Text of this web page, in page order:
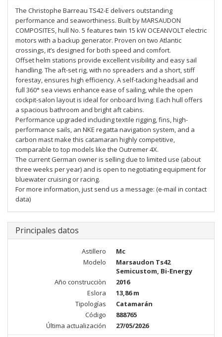
The Christophe Barreau TS42-E delivers outstanding
performance and seaworthiness. Built by MARSAUDON
COMPOSITES, hull No. 5 features twin 15 kW OCEANVOLT electric
motors with a backup generator. Proven on two Atlantic
crossings, it’s designed for both speed and comfort.
Offset helm stations provide excellent visibility and easy sail
handling. The aft-set rig, with no spreaders and a short, stiff
forestay, ensures high efficiency. A self-tacking headsail and
full 360° sea views enhance ease of sailing, while the open
cockpit-salon layout is ideal for onboard living. Each hull offers
a spacious bathroom and bright aft cabins.
Performance upgraded including textile rigging, fins, high-
performance sails, an NKE regatta navigation system, and a
carbon mast make this catamaran highly competitive,
comparable to top models like the Outremer 4X.
The current German owner is selling due to limited use (about
three weeks per year) and is open to negotiating equipment for
bluewater cruising or racing.
For more information, just send us a message: (e-mail in contact
data)
Principales datos
Astillero
Mc
Modelo
Marsaudon Ts42
Semicustom, Bi-Energy
Año construcciòn
2016
Eslora
13,86 m
Tipologías
Catamarán
Código
888765
Última actualización
27/05/2026